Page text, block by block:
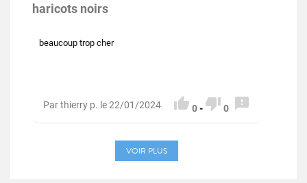
haricots noirs
beaucoup trop cher
Par thierry p. le 22/01/2024  0-  0 
VOIR PLUS